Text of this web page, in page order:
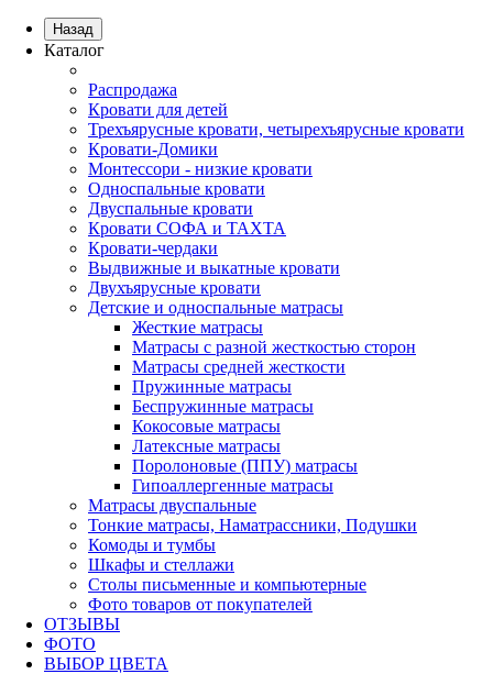
Назад
Каталог
Распродажа
Кровати для детей
Трехъярусные кровати, четырехъярусные кровати
Кровати-Домики
Монтессори - низкие кровати
Односпальные кровати
Двуспальные кровати
Кровати СОФА и ТАХТА
Кровати-чердаки
Выдвижные и выкатные кровати
Двухъярусные кровати
Детские и односпальные матрасы
Жесткие матрасы
Матрасы с разной жесткостью сторон
Матрасы средней жесткости
Пружинные матрасы
Беспружинные матрасы
Кокосовые матрасы
Латексные матрасы
Поролоновые (ППУ) матрасы
Гипоаллергенные матрасы
Матрасы двуспальные
Тонкие матрасы, Наматрассники, Подушки
Комоды и тумбы
Шкафы и стеллажи
Столы письменные и компьютерные
Фото товаров от покупателей
ОТЗЫВЫ
ФОТО
ВЫБОР ЦВЕТА